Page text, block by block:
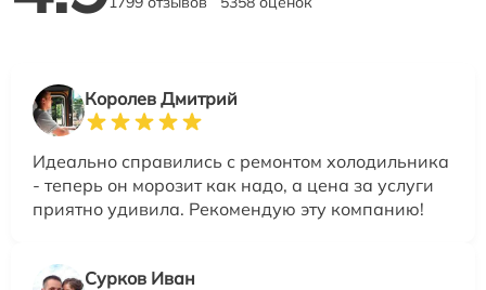
Королев Дмитрий
Идеально справились с ремонтом холодильника
- теперь он морозит как надо, а цена за услуги
приятно удивила. Рекомендую эту компанию!
Сурков Иван